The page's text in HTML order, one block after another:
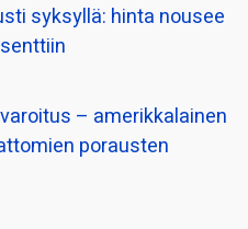
syksyllä: hinta nousee
– amerikkalainen
porausten